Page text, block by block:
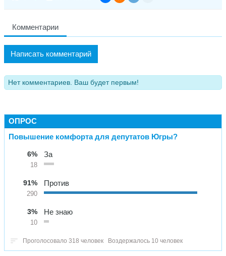
Комментарии
Написать комментарий
Нет комментариев. Ваш будет первым!
ОПРОС
Повышение комфорта для депутатов Югры?
6%
18
За
91%
290
Против
3%
10
Не знаю
Проголосовало 318 человек Воздержалось 10 человек